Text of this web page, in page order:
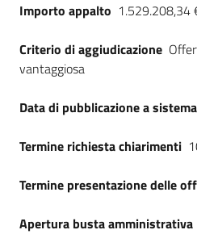
Importo appalto 1.529.208,34
Criterio di aggiudicazione
vantaggiosa
Data di pubblicazione a sistema
Termine richiesta chiarimenti
Termine presentazione delle
Apertura busta amministrativa